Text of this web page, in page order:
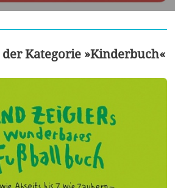
Kategorie »Kinderbuch«